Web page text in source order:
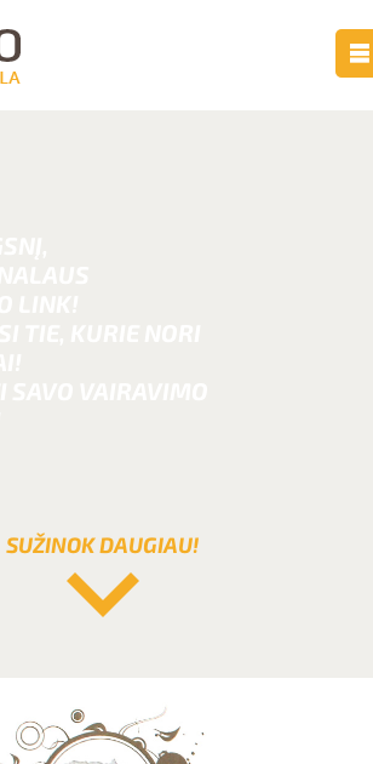
SUŽINOK DAUGIAU!